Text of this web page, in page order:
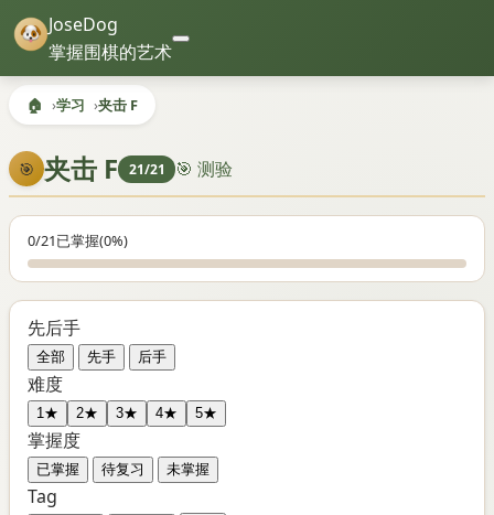
JoseDog
掌握围棋的艺术
🏠 学习 夹击 F
🎯 夹击 F 21/21 🎯 测验
0/21已掌握(0%)
先后手
全部 先手 后手
难度
1★ 2★ 3★ 4★ 5★
掌握度
已掌握 待复习 未掌握
Tag